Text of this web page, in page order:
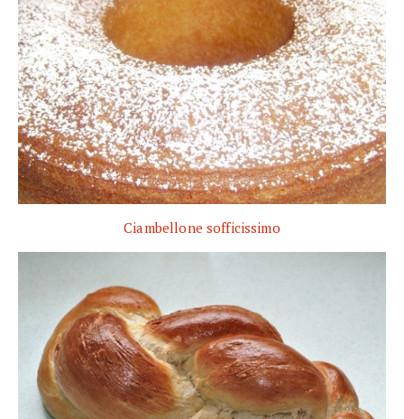
Ciambellone sofficissimo